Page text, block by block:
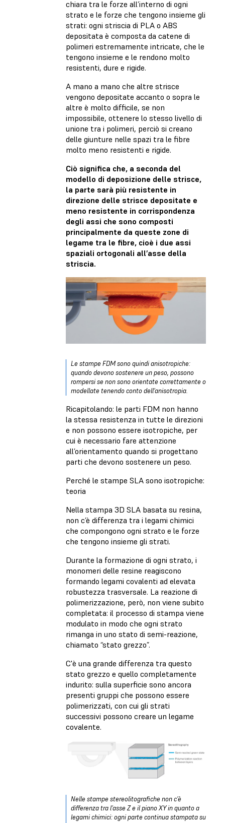
chiara tra le forze all’interno di ogni
strato e le forze che tengono insieme gli
strati: ogni striscia di PLA o ABS
depositata è composta da catene di
polimeri estremamente intricate, che le
tengono insieme e le rendono molto
resistenti, dure e rigide.
A mano a mano che altre strisce
vengono depositate accanto o sopra le
altre è molto difficile, se non
impossibile, ottenere lo stesso livello di
unione tra i polimeri, perciò si creano
delle giunture nelle spazi tra le fibre
molto meno resistenti e rigide.
Ciò significa che, a seconda del
modello di deposizione delle strisce,
la parte sarà più resistente in
direzione delle strisce depositate e
meno resistente in corrispondenza
degli assi che sono composti
principalmente da queste zone di
legame tra le fibre, cioè i due assi
spaziali ortogonali all’asse della
striscia.
Le stampe FDM sono quindi anisotropiche:
quando devono sostenere un peso, possono
rompersi se non sono orientate correttamente o
modellate tenendo conto dell’anisotropia.
Ricapitolando: le parti FDM non hanno
la stessa resistenza in tutte le direzioni
e non possono essere isotropiche, per
cui è necessario fare attenzione
all’orientamento quando si progettano
parti che devono sostenere un peso.
Perché le stampe SLA sono isotropiche:
teoria
Nella stampa 3D SLA basata su resina,
non c’è differenza tra i legami chimici
che compongono ogni strato e le forze
che tengono insieme gli strati.
Durante la formazione di ogni strato, i
monomeri delle resine reagiscono
formando legami covalenti ad elevata
robustezza trasversale. La reazione di
polimerizzazione, però, non viene subito
completata: il processo di stampa viene
modulato in modo che ogni strato
rimanga in uno stato di semi-reazione,
chiamato “stato grezzo”.
C'è una grande differenza tra questo
stato grezzo e quello completamente
indurito: sulla superficie sono ancora
presenti gruppi che possono essere
polimerizzati, con cui gli strati
successivi possono creare un legame
covalente.
Nelle stampe stereolitografiche non c’è
differenza tra l’asse Z e il piano XY in quanto a
legami chimici: ogni parte continua stampata su